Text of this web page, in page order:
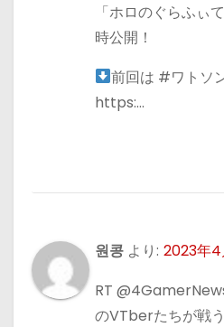
「ホロのぐらふぃ
時公開！
前回は #ワトソ
https:…
원콩 より: 2023年4
RT
のVTberたちが戦